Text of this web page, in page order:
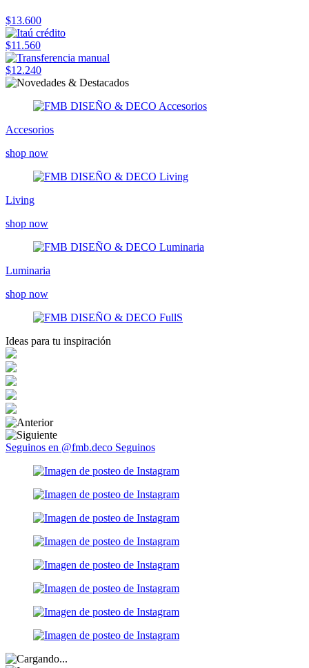
$13.600
$11.560
$12.240
Accesorios
shop now
Living
shop now
Luminaria
shop now
Ideas para tu inspiración
Seguinos en @fmb.deco Seguinos